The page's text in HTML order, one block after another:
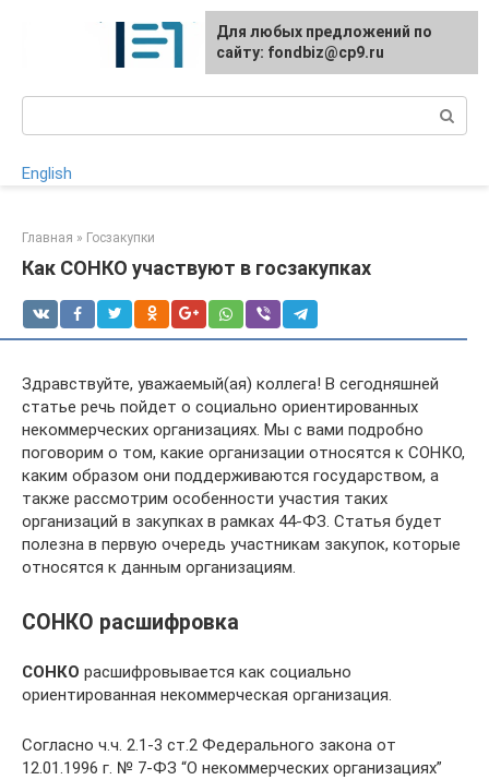
English
Главная » Госзакупки
Как СОНКО участвуют в госзакупках
Здравствуйте, уважаемый(ая) коллега! В сегодняшней
статье речь пойдет о социально ориентированных
некоммерческих организациях. Мы с вами подробно
поговорим о том, какие организации относятся к СОНКО,
каким образом они поддерживаются государством, а
также рассмотрим особенности участия таких
организаций в закупках в рамках 44-ФЗ. Статья будет
полезна в первую очередь участникам закупок, которые
относятся к данным организациям.
СОНКО расшифровка
СОНКО расшифровывается как социально
ориентированная некоммерческая организация.
Согласно ч.ч. 2.1-3 ст.2 Федерального закона от
12.01.1996 г. № 7-ФЗ “О некоммерческих организациях”
Для любых предложений по
сайту: fondbiz@cp9.ru